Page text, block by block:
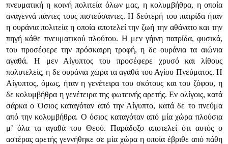
πνευματική η κοινή πολιτεία όλων μας, η κολυμβήθρα, η οποία
αναγεννά πάντες τους πιστεύσαντες. Η δεύτερή του πατρίδα ήταν
η ουράνια πολιτεία η οποία αποτελεί την ζωή την αθάνατο και την
πηγή κάθε πνευματικού πλούτου. Η μεν γήινη πατρίδα, φυσικά,
του προσέφερε την πρόσκαιρη τροφή, η δε ουράνια τα αιώνια
αγαθά. Η μεν Αίγυπτος του προσέφερε χρυσό και λίθους
πολυτελείς, η δε ουράνια χώρα τα αγαθά του Αγίου Πνεύματος. Η
Αίγυπτος, όμως, ήταν η γενέτειρα του σκότους και του ζόφου, η
δε κολυμβήθρα η γενέτειρα της φωτεινής αρετής. Εν ολίγοις, κατά
σάρκα ο Όσιος καταγόταν από την Αίγυπτο, κατά δε το πνεύμα
από την κολυμβήθρα. Ο όσιος καταγόταν από μία χώρα πλούσια
μ’ όλα τα αγαθά του Θεού. Παράδοξο αποτελεί ότι αυτός ο
αστέρας αρετής γεννήθηκε σε μία χώρα η οποία έβριθε από πάθη